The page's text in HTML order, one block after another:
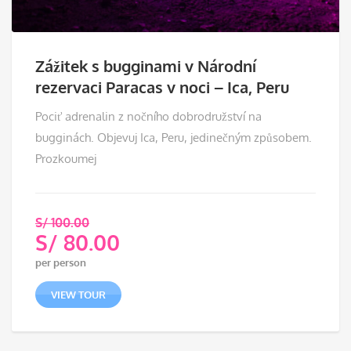
Zážitek s bugginami v Národní
rezervaci Paracas v noci – Ica, Peru
Pociť adrenalin z nočního dobrodružství na
bugginách. Objevuj Ica, Peru, jedinečným způsobem.
Prozkoumej
S/100.00
Původní
cena
byla:
S/ 100.00.
S/ 80.00
Aktuální
cena
je:
S/ 80.00.
per person
VIEW TOUR